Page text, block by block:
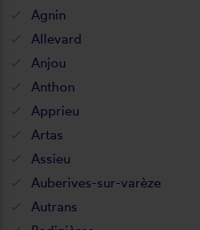
Agnin
Allevard
Anjou
Anthon
Apprieu
Artas
Assieu
Auberives-sur-varèze
Autrans